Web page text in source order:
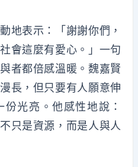
地表示：「謝謝你們，
會這麼有愛心。」一句
者都倍感溫暖。魏嘉賢
長，但只要有人願意伸
光亮。他感性地說：
只是資源，而是人與人